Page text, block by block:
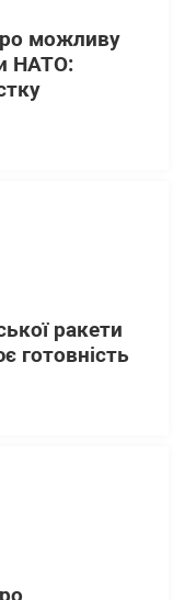
можливу
НАТО:
ракети
готовність